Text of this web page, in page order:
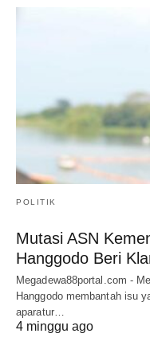
POLITIK
Mutasi ASN
Hanggodo Beri
Megadewa88portal.com -
Hanggodo membantah isu
aparatur…
4 minggu ago